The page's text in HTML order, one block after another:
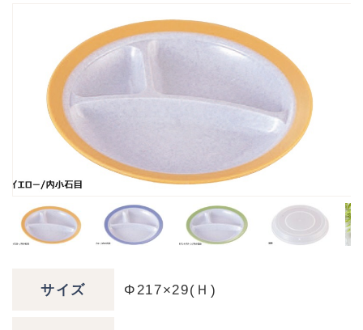
サイズ Φ217×29(Ｈ)